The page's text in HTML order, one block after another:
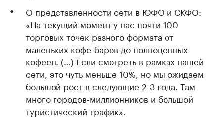
О представленности сети в ЮФО и СКФО:
«На текущий момент у нас почти 100
торговых точек разного формата от
маленьких кофе-баров до полноценных
кофеен. (…) Если смотреть в рамках нашей
сети, это чуть меньше 10%, но мы ожидаем
большой рост в следующие 2-3 года. Там
много городов-миллионников и большой
туристический трафик».